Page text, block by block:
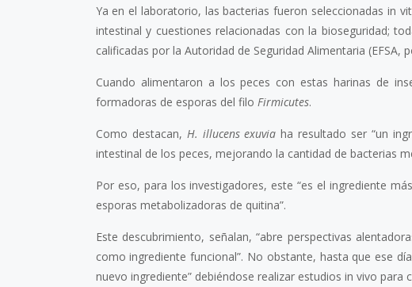
Ya en el laboratorio, las bacterias fueron seleccionadas in
intestinal y cuestiones relacionadas con la bioseguridad;
calificadas por la Autoridad de Seguridad Alimentaria (EFSA,
Cuando alimentaron a los peces con estas harinas de
formadoras de esporas del filo Firmicutes.
Como destacan, H. illucens exuvia ha resultado ser “un
intestinal de los peces, mejorando la cantidad de bacterias
Por eso, para los investigadores, este “es el ingrediente
esporas metabolizadoras de quitina”.
Este descubrimiento, señalan, “abre perspectivas
como ingrediente funcional”. No obstante, hasta que ese
nuevo ingrediente” debiéndose realizar estudios in vivo